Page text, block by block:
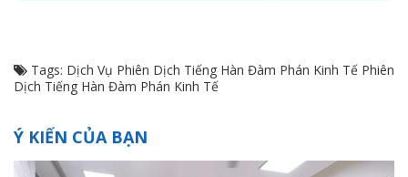
Tags: Dịch Vụ Phiên Dịch Tiếng Hàn Đàm Phán Kinh Tế Phiên
Dịch Tiếng Hàn Đàm Phán Kinh Tế
Ý KIẾN CỦA BẠN